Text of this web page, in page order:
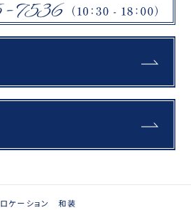
ロケーション 和装